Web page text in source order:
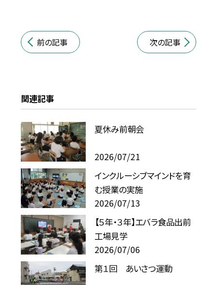
前の記事 次の記事
関連記事
夏休み前朝会
2026/07/21
インクルーシブマインドを育
む授業の実施
2026/07/13
【５年・３年】エバラ食品出前
工場見学
2026/07/06
第１回 あいさつ運動